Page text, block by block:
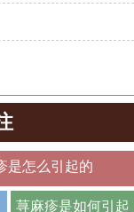
是怎么引起的
荨麻疹是如何引起